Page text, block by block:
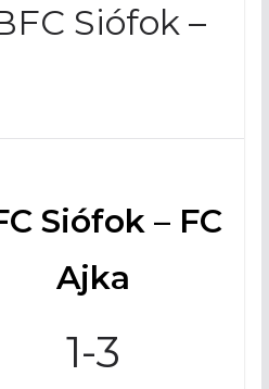
Siófok –
Siófok – FC
Ajka
1-3